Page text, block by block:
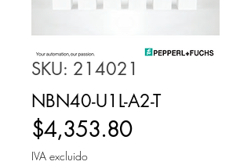
SKU: 214021
NBN40-U1L-A2-T
$4,353.80Precio
IVA excluido